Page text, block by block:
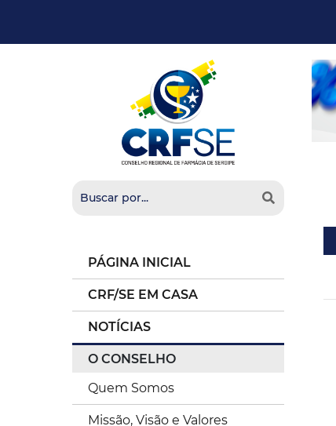
PÁGINA INICIAL
CRF/SE EM CASA
NOTÍCIAS
O CONSELHO
Quem Somos
Missão, Visão e Valores